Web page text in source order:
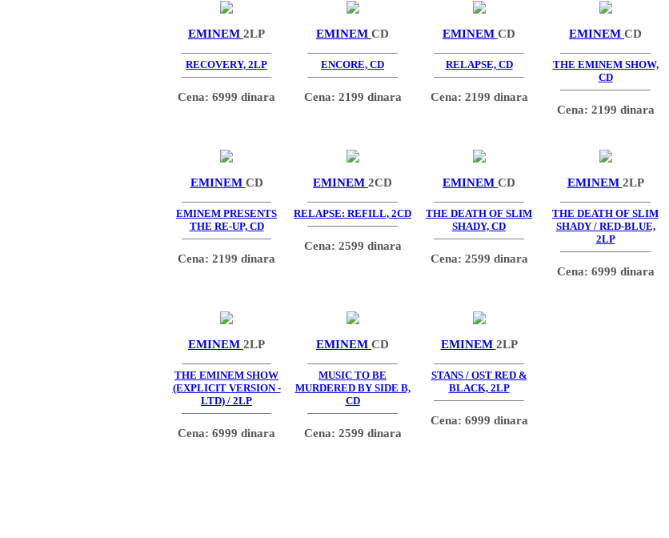
EMINEM 2LP
RECOVERY, 2LP
Cena: 6999 dinara
EMINEM CD
ENCORE, CD
Cena: 2199 dinara
EMINEM CD
RELAPSE, CD
Cena: 2199 dinara
EMINEM CD
THE EMINEM SHOW,
CD
Cena: 2199 dinara
EMINEM CD
EMINEM PRESENTS
THE RE-UP, CD
Cena: 2199 dinara
EMINEM 2CD
RELAPSE: REFILL, 2CD
Cena: 2599 dinara
EMINEM CD
THE DEATH OF SLIM
SHADY, CD
Cena: 2599 dinara
EMINEM 2LP
THE DEATH OF SLIM
SHADY / RED-BLUE,
2LP
Cena: 6999 dinara
EMINEM 2LP
THE EMINEM SHOW
(EXPLICIT VERSION -
LTD) / 2LP
Cena: 6999 dinara
EMINEM CD
MUSIC TO BE
MURDERED BY SIDE B,
CD
Cena: 2599 dinara
EMINEM 2LP
STANS / OST RED &
BLACK, 2LP
Cena: 6999 dinara